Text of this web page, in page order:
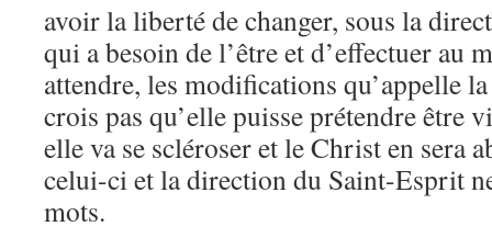
avoir la liberté de changer, sous la
qui a besoin de l’être et d’effectuer au
attendre, les modifications qu’appelle
crois pas qu’elle puisse prétendre être
elle va se scléroser et le Christ en sera
celui-ci et la direction du Saint-Esprit
mots.